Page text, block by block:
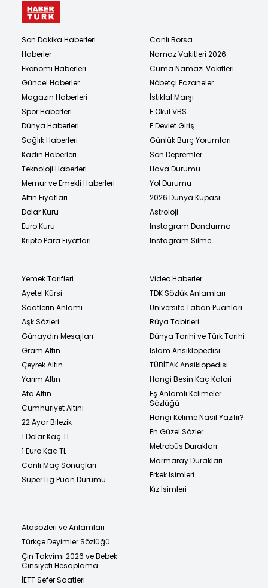
Son Dakika Haberleri
Haberler
Ekonomi Haberleri
Güncel Haberler
Magazin Haberleri
Spor Haberleri
Dünya Haberleri
Sağlık Haberleri
Kadın Haberleri
Teknoloji Haberleri
Memur ve Emekli Haberleri
Altın Fiyatları
Dolar Kuru
Euro Kuru
Kripto Para Fiyatları
Canlı Borsa
Namaz Vakitleri 2026
Cuma Namazı Vakitleri
Nöbetçi Eczaneler
İstiklal Marşı
E Okul VBS
E Devlet Giriş
Günlük Burç Yorumları
Son Depremler
Hava Durumu
Yol Durumu
2026 Dünya Kupası
Astroloji
Instagram Dondurma
Instagram Silme
Yemek Tarifleri
Ayetel Kürsi
Saatlerin Anlamı
Aşk Sözleri
Günaydın Mesajları
Gram Altın
Çeyrek Altın
Yarım Altın
Ata Altın
Cumhuriyet Altını
22 Ayar Bilezik
1 Dolar Kaç TL
1 Euro Kaç TL
Canlı Maç Sonuçları
Süper Lig Puan Durumu
Video Haberler
TDK Sözlük Anlamları
Üniversite Taban Puanları
Rüya Tabirleri
Dünya Tarihi ve Türk Tarihi
İslam Ansiklopedisi
TÜBİTAK Ansiklopedisi
Hangi Besin Kaç Kalori
Eş Anlamlı Kelimeler
Sözlüğü
Hangi Kelime Nasıl Yazılır?
En Güzel Sözler
Metrobüs Durakları
Marmaray Durakları
Erkek İsimleri
Kız İsimleri
Atasözleri ve Anlamları
Türkçe Deyimler Sözlüğü
Çin Takvimi 2026 ve Bebek
Cinsiyeti Hesaplama
İETT Sefer Saatleri